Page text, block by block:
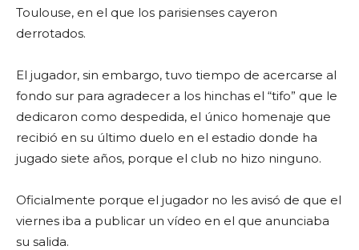
Toulouse, en el que los parisienses cayeron
derrotados.
El jugador, sin embargo, tuvo tiempo de acercarse al
fondo sur para agradecer a los hinchas el “tifo” que le
dedicaron como despedida, el único homenaje que
recibió en su último duelo en el estadio donde ha
jugado siete años, porque el club no hizo ninguno.
Oficialmente porque el jugador no les avisó de que el
viernes iba a publicar un vídeo en el que anunciaba
su salida.